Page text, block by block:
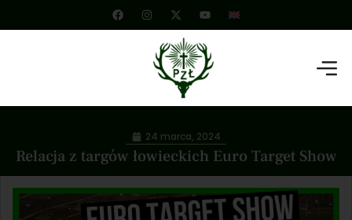
Relacja z targów łowieckich Euro Target Show
24 marca, 2024